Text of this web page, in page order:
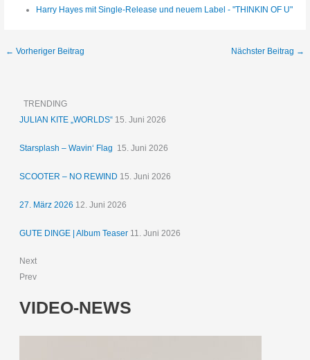
Harry Hayes mit Single-Release und neuem Label - "THINKIN OF U"
← Vorheriger Beitrag Nächster Beitrag →
TRENDING
JULIAN KITE „WORLDS“ 15. Juni 2026
Starsplash – Wavin‘ Flag 15. Juni 2026
SCOOTER – NO REWIND 15. Juni 2026
27. März 2026 12. Juni 2026
GUTE DINGE | Album Teaser 11. Juni 2026
Next
Prev
VIDEO-NEWS